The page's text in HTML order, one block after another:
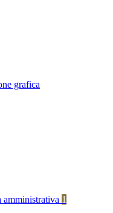
grafica
amministrativa 1